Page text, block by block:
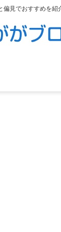
偏見でおすすめを紹